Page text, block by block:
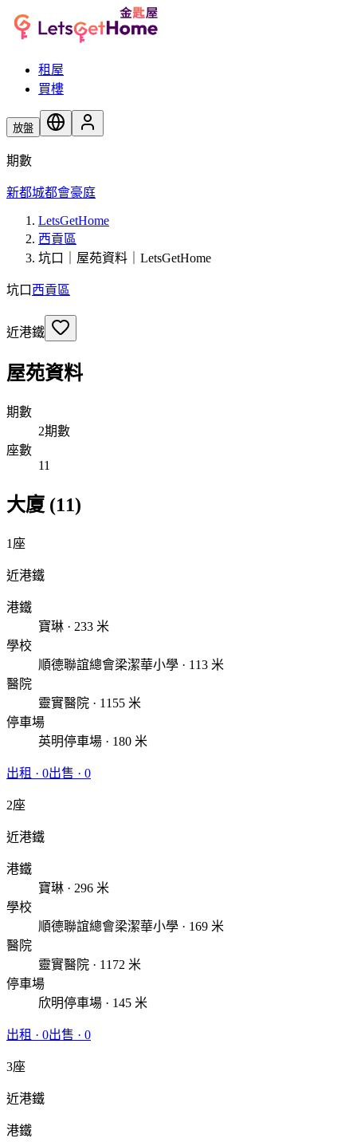
租屋
買樓
放盤
期數
新都城都會豪庭
LetsGetHome
西貢區
坑口｜屋苑資料｜LetsGetHome
坑口 西貢區
近港鐵
屋苑資料
期數
2期數
座數
11
大廈 (11)
1座
近港鐵
港鐵
寶琳 · 233 米
學校
順德聯誼總會梁潔華小學 · 113 米
醫院
靈實醫院 · 1155 米
停車場
英明停車場 · 180 米
出租 · 0出售 · 0
2座
近港鐵
港鐵
寶琳 · 296 米
學校
順德聯誼總會梁潔華小學 · 169 米
醫院
靈實醫院 · 1172 米
停車場
欣明停車場 · 145 米
出租 · 0出售 · 0
3座
近港鐵
港鐵